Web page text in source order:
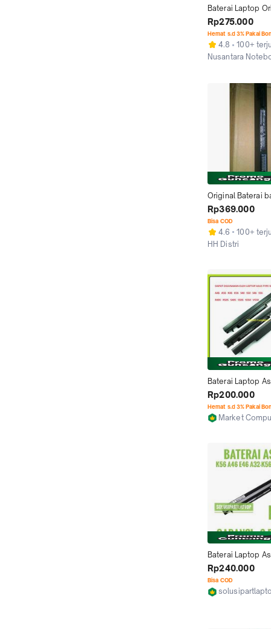
Baterai Laptop
Asus A46 A46C
Vivoboon S105 /
Rp275.000
Hemat s.d 3% Pakai
4.8
100+
Nusantara
Original Baterai
batre Laptop
A46c,E46, A46CA
Rp369.000
Bisa COD
4.6
100+
HH Distri
Baterai Laptop
A46C A46CA
A46CM R405
ORIGINAL
Rp200.000
Hemat s.d 3% Pakai
Market
Baterai Laptop
A56 - K46 - K56 -
S405 Batre Laptop
Rp240.000
Bisa COD